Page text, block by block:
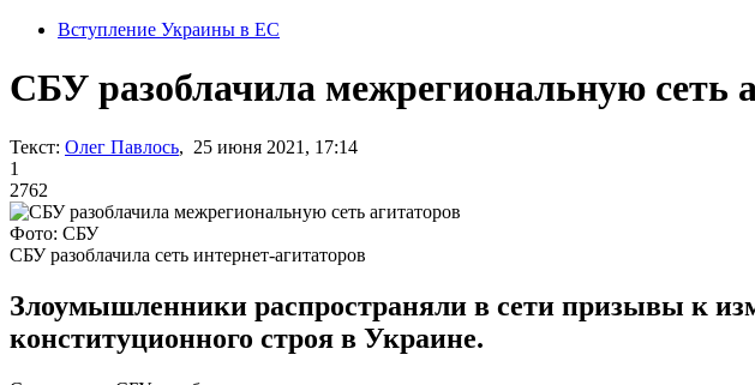
Вступление Украины в ЕС
СБУ разоблачила межрегиональную сеть
Текст: Олег Павлось, 25 июня 2021, 17:14
1
2762
Фото: СБУ
СБУ разоблачила сеть интернет-агитаторов
Злоумышленники распространяли в сети призывы к
конституционного строя в Украине.